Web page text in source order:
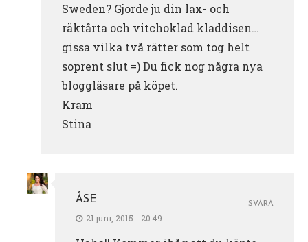
Sweden? Gjorde ju din lax- och
räktårta och vitchoklad kladdisen…
gissa vilka två rätter som tog helt
soprent slut =) Du fick nog några nya
bloggläsare på köpet.
Kram
Stina
ÅSE
21 juni, 2015 - 20:49
SVARA